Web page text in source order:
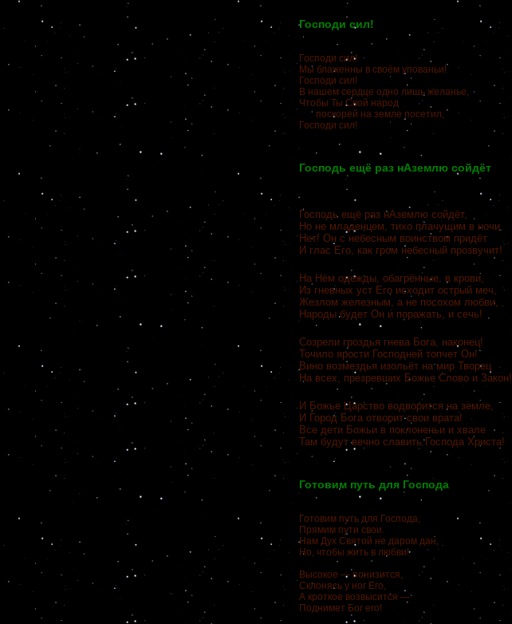
Господи сил!
Господи сил!
Мы блаженны в своём упованьи!
Господи сил!
В нашем сердце одно лишь желанье,
Чтобы Ты Свой народ
поскорей на земле посетил,
Господи сил!
Господь ещё раз нАземлю сойдёт
Господь ещё раз нАземлю сойдёт,
Но не младенцем, тихо плачущим в ночи.
Нет! Он с небесным воинством придёт
И глас Его, как гром небесный прозвучит!
На Нём одежды, обагрённые, в крови,
Из гневных уст Его исходит острый меч,
Жезлом железным, а не посохом любви,
Народы будет Он и поражать, и сечь!
Созрели гроздья гнева Бога, наконец!
Точило ярости Господней топчет Он!
Вино возмездья изольёт на мир Творец
На всех, презревших Божье Слово и Закон!
И Божье Царство водворится на земле,
И Город Бога отворит свои врата!
Все дети Божьи в поклоненьи и хвале
Там будут вечно славить Господа Христа!
Готовим путь для Господа
Готовим путь для Господа,
Прямим пути свои.
Нам Дух Святой не даром дан,
Но, чтобы жить в любви!
Высокое — понизится,
Склонясь у ног Его,
А кроткое возвысится —
Поднимет Бог его!